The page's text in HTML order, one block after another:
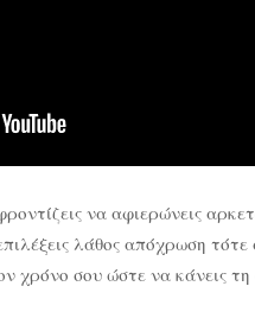
να αφιερώνεις
λάθος απόχρωση τότε
χρόνο σου ώστε να κάνεις τη